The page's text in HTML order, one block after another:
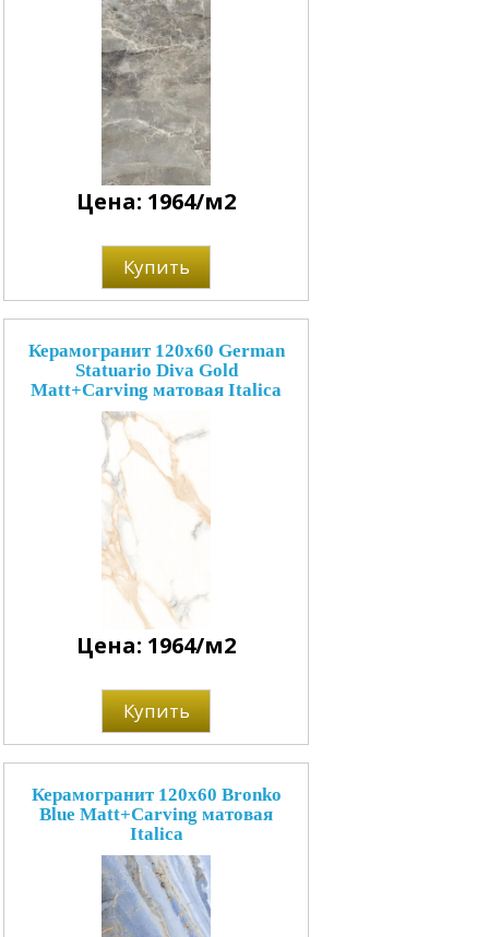
Цена: 1964/м2
Купить
Керамогранит 120x60 German
Statuario Diva Gold
Matt+Carving матовая Italica
Цена: 1964/м2
Купить
Керамогранит 120x60 Bronko
Blue Matt+Carving матовая
Italica